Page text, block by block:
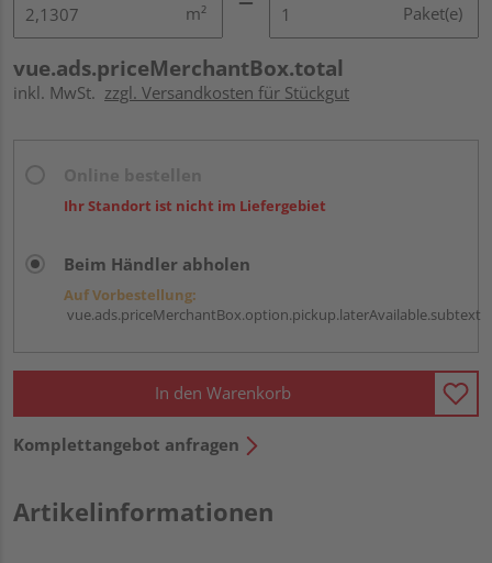
m² Paket(e)
vue.ads.priceMerchantBox.total
inkl. MwSt. zzgl. Versandkosten für Stückgut
Ihr Standort ist nicht im Liefergebiet
Beim Händler abholen
Auf Vorbestellung:
vue.ads.priceMerchantBox.option.pickup.laterAvailable.subtext
In den Warenkorb
Komplettangebot anfragen
Artikelinformationen